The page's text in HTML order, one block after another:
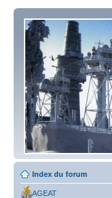
Index du forum
AGEAT